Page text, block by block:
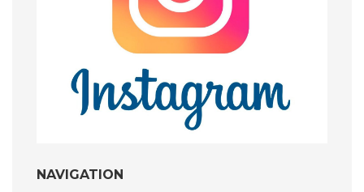
NAVIGATION